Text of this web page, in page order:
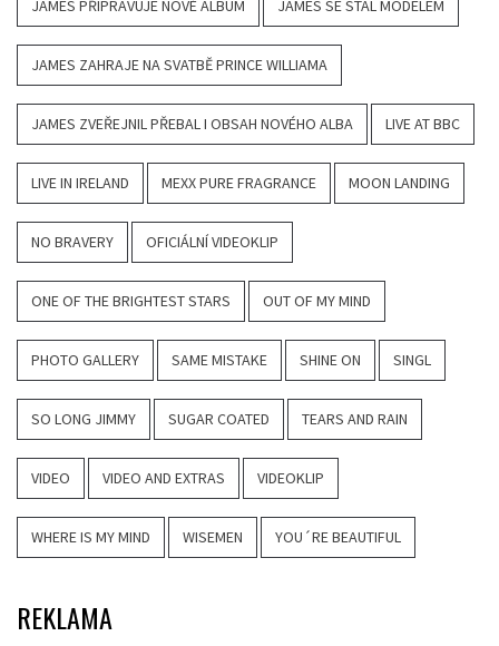
JAMES PŘIPRAVUJE NOVÉ ALBUM JAMES SE STAL MODELEM
JAMES ZAHRAJE NA SVATBĚ PRINCE WILLIAMA
JAMES ZVEŘEJNIL PŘEBAL I OBSAH NOVÉHO ALBA LIVE AT BBC
LIVE IN IRELAND MEXX PURE FRAGRANCE MOON LANDING
NO BRAVERY OFICIÁLNÍ VIDEOKLIP
ONE OF THE BRIGHTEST STARS OUT OF MY MIND
PHOTO GALLERY SAME MISTAKE SHINE ON SINGL
SO LONG JIMMY SUGAR COATED TEARS AND RAIN
VIDEO VIDEO AND EXTRAS VIDEOKLIP
WHERE IS MY MIND WISEMEN YOU´RE BEAUTIFUL
REKLAMA